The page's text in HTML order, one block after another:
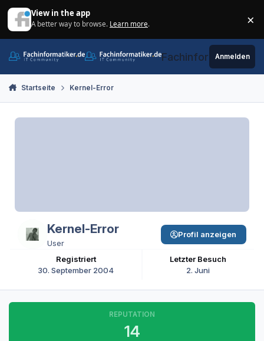
View in the app
A better way to browse. Learn more. ×
Fachinformatiker.de
Anmelden
Startseite Kernel-Error
Kernel-Error
User
Registriert
30. September 2004
Letzter Besuch
2. Juni
Profil anzeigen
REPUTATION
14